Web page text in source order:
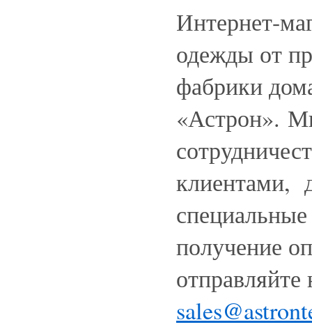
Интернет-
одежды от
фабрики
«Астрон».
клиентами,
получение
отправляйте